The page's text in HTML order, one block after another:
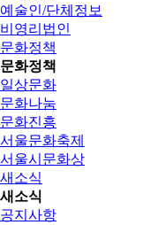
예술인/단체정보
비영리법인
문화정책
문화정책
일상문화
문화나눔
문화진흥
서울문화축제
서울시문화상
새소식
새소식
공지사항